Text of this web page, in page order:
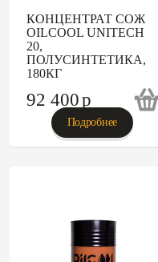
КОНЦЕНТРАТ СОЖ
OILCOOL UNITECH
20,
ПОЛУСИНТЕТИКА,
180КГ
92 400p
Подробнее